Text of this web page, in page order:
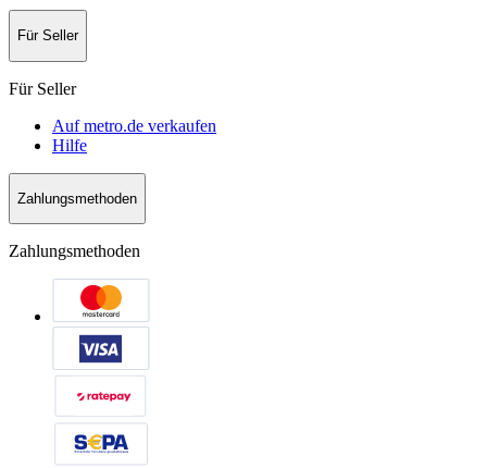
Für Seller
Für Seller
Auf metro.de verkaufen
Hilfe
Zahlungsmethoden
Zahlungsmethoden